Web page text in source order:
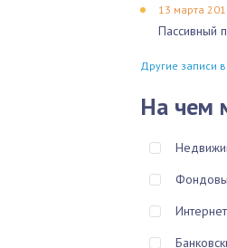
13 марта
Пассивный
Другие записи
На чем